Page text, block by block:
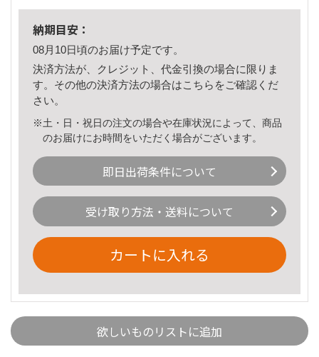
納期目安：
08月10日頃のお届け予定です。
決済方法が、クレジット、代金引換の場合に限りま
す。その他の決済方法の場合はこちら をご確認くだ
さい。
※土・日・祝日の注文の場合や在庫状況によって、商品
のお届けにお時間をいただく場合がございます。
即日出荷条件について
受け取り方法・送料について
カートに入れる
欲しいものリストに追加